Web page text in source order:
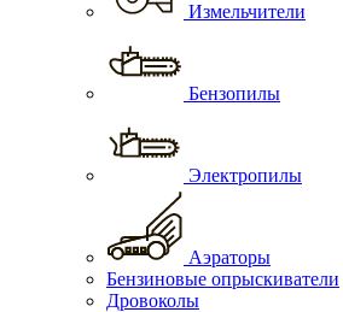
Измельчители
Бензопилы
Электропилы
Аэраторы
Бензиновые опрыскиватели
Дровоколы